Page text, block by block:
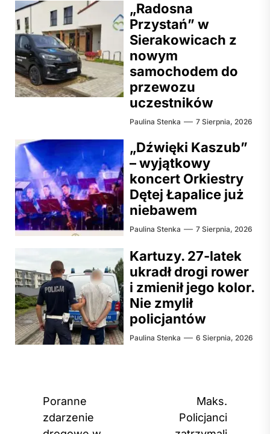
„Radosna
Przystań” w
Sierakowicach z
nowym
samochodem do
przewozu
uczestników
Paulina Stenka 7 Sierpnia, 2026
„Dźwięki Kaszub”
– wyjątkowy
koncert Orkiestry
Dętej Łapalice już
niebawem
Paulina Stenka 7 Sierpnia, 2026
Kartuzy. 27-latek
ukradł drogi rower
i zmienił jego kolor.
Nie zmylił
policjantów
Paulina Stenka 6 Sierpnia, 2026
Nawigacja
wpisu
Poranne
zdarzenie
Maks.
Policjanci